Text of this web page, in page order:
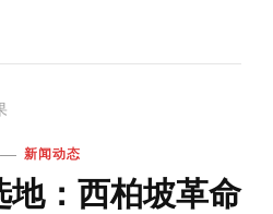
新闻动态
地：西柏坡革命